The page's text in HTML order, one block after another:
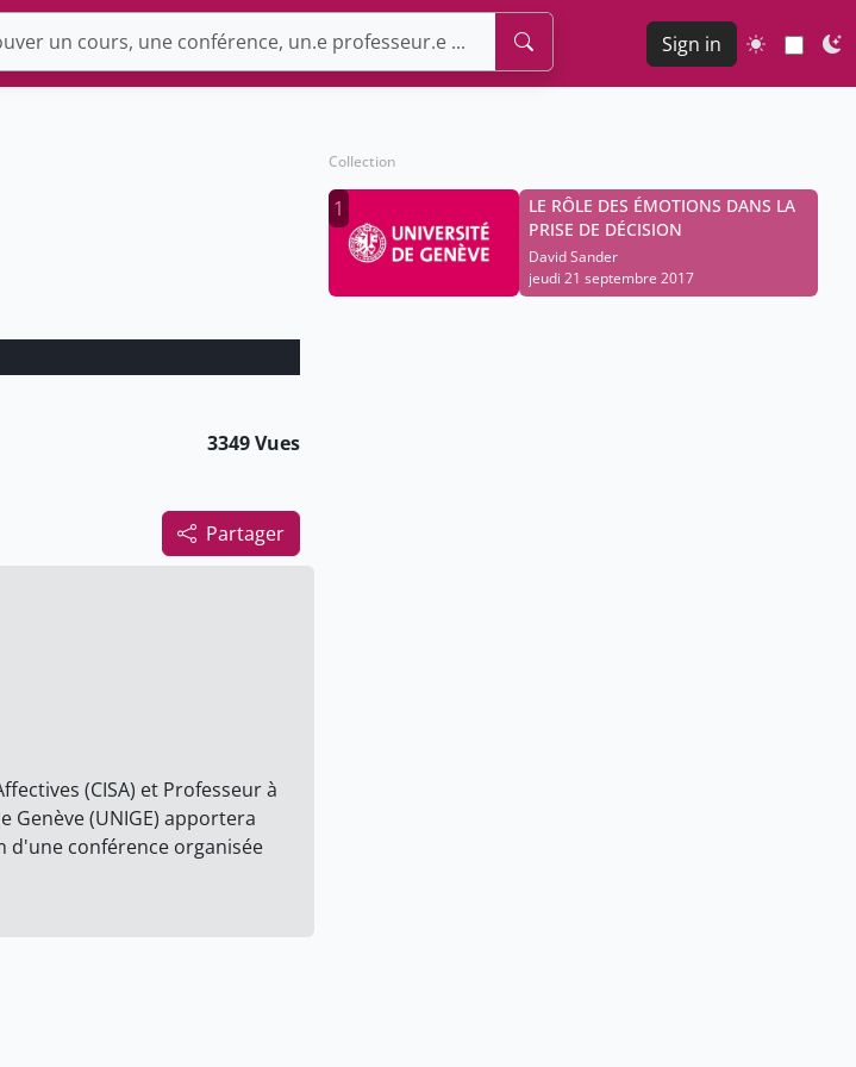
Sign in
3349 Vues
Partager
(CISA) et Professeur à
Genève (UNIGE) apportera
d'une conférence organisée
Collection
1
LE RÔLE DES ÉMOTIONS DANS LA
PRISE DE DÉCISION
David Sander
jeudi 21 septembre 2017